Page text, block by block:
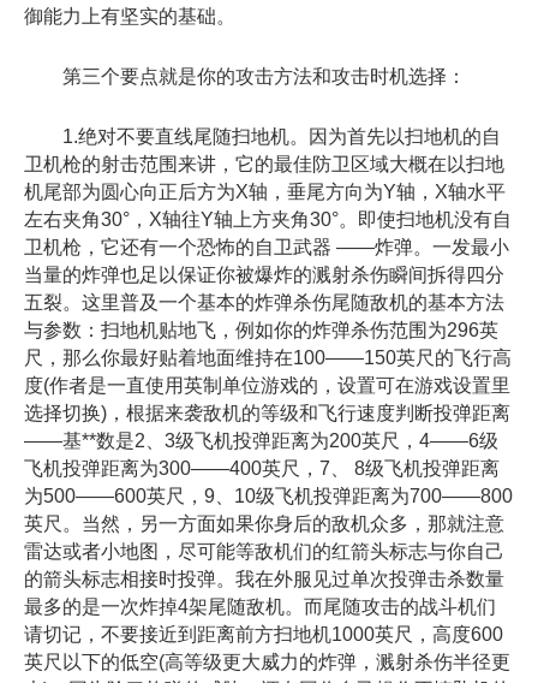
御能力上有坚实的基础。
第三个要点就是你的攻击方法和攻击时机选择：
1.绝对不要直线尾随扫地机。因为首先以扫地机的自
卫机枪的射击范围来讲，它的最佳防卫区域大概在以扫地
机尾部为圆心向正后方为X轴，垂尾方向为Y轴，X轴水平
左右夹角30°，X轴往Y轴上方夹角30°。即使扫地机没有自
卫机枪，它还有一个恐怖的自卫武器 ——炸弹。一发最小
当量的炸弹也足以保证你被爆炸的溅射杀伤瞬间拆得四分
五裂。这里普及一个基本的炸弹杀伤尾随敌机的基本方法
与参数：扫地机贴地飞，例如你的炸弹杀伤范围为296英
尺，那么你最好贴着地面维持在100——150英尺的飞行高
度(作者是一直使用英制单位游戏的，设置可在游戏设置里
选择切换)，根据来袭敌机的等级和飞行速度判断投弹距离
——基**数是2、3级飞机投弹距离为200英尺，4——6级
飞机投弹距离为300——400英尺，7、 8级飞机投弹距离
为500——600英尺，9、10级飞机投弹距离为700——800
英尺。当然，另一方面如果你身后的敌机众多，那就注意
雷达或者小地图，尽可能等敌机们的红箭头标志与你自己
的箭头标志相接时投弹。我在外服见过单次投弹击杀数量
最多的是一次炸掉4架尾随敌机。而尾随攻击的战斗机们
请切记，不要接近到距离前方扫地机1000英尺，高度600
英尺以下的低空(高等级更大威力的炸弹，溅射杀伤半径更